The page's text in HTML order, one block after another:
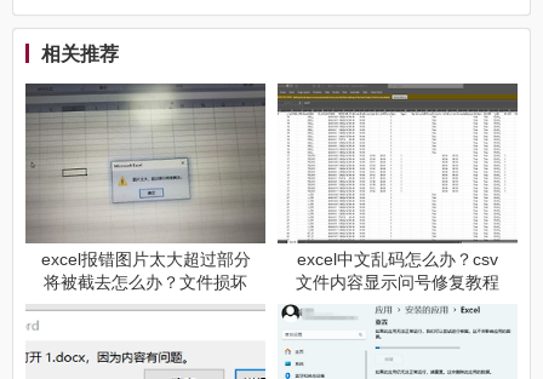
相关推荐
excel报错图片太大超过部分
将被截去怎么办？文件损坏
修复方法
excel中文乱码怎么办？csv
文件内容显示问号修复教程